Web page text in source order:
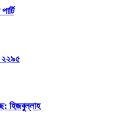
২২৯৫
হিজবুল্লাহ